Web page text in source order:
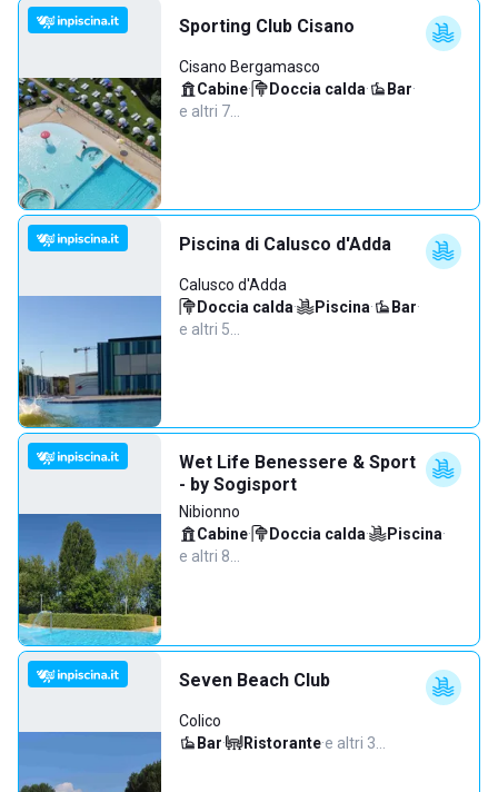
Sporting Club Cisano
Cisano Bergamasco
Cabine· Doccia calda· Bar·
e altri 7…
Piscina di Calusco d'Adda
Calusco d'Adda
Doccia calda· Piscina· Bar·
e altri 5…
Wet Life Benessere & Sport
- by Sogisport
Nibionno
Cabine· Doccia calda· Piscina·
e altri 8…
Seven Beach Club
Colico
Bar· Ristorante·e altri 3…